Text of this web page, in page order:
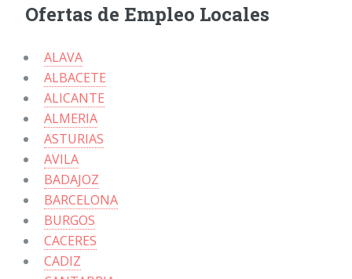
Ofertas de Empleo Locales
ALAVA
ALBACETE
ALICANTE
ALMERIA
ASTURIAS
AVILA
BADAJOZ
BARCELONA
BURGOS
CACERES
CADIZ